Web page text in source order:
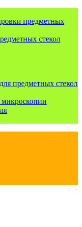
предметных
стекол
предметных стекол